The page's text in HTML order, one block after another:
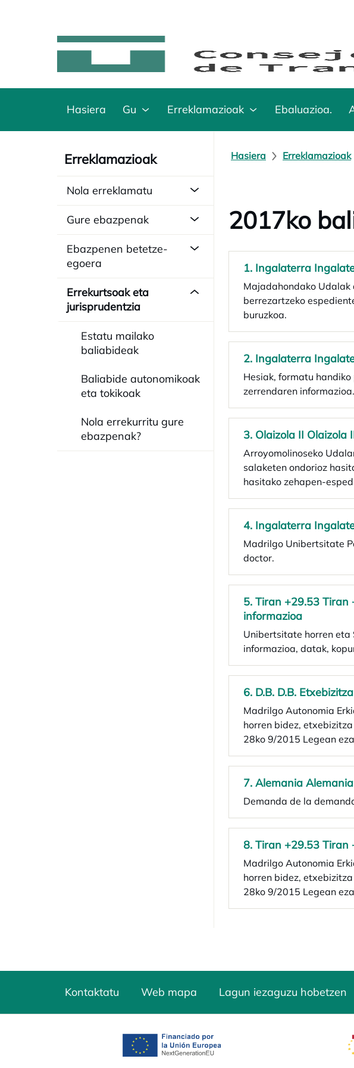
Hasiera Gu Erreklamazioak Ebaluazioa.
Erreklamazioak
Nola erreklamatu
Gure ebazpenak
Ebazpenen betetze-
egoera
Errekurtsoak eta
jurisprudentzia
Estatu mailako
baliabideak
Baliabide autonomikoak
eta tokikoak
Nola errekurritu gure
ebazpenak?
Hasiera Erreklamazioak
2017ko
1. Ingalaterra
Majadahondako
berrezartzeko
buruzkoa.
2. Ingalaterra
Hesiak, formatu
zerrendaren informazioa.
3. Olaizola II
Arroyomolinoseko
salaketen ondorioz
hasitako zehapen-
4. Ingalaterra
Madrilgo Unibertsitate
doctor.
5. Tiran +29.53 Tiran
informazioa
Unibertsitate horren eta
informazioa, datak,
6. D.B. D.B.
Madrilgo Autonomia
horren bidez,
28ko 9/2015 Legean
7. Alemania
Demanda de la
8. Tiran +29.53 Tiran
Madrilgo Autonomia
horren bidez,
28ko 9/2015 Legean
Kontaktatu Web mapa Lagun iezaguzu hobetzen
opens in a new tab